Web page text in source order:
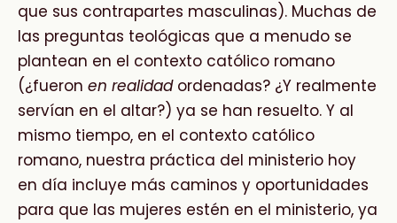
que sus contrapartes masculinas). Muchas de
las preguntas teológicas que a menudo se
plantean en el contexto católico romano
(¿fueron en realidadordenadas? ¿Y realmente
servían en el altar?) ya se han resuelto. Y al
mismo tiempo, en el contexto católico
romano, nuestra práctica del ministerio hoy
en día incluye más caminos y oportunidades
para que las mujeres estén en el ministerio, ya